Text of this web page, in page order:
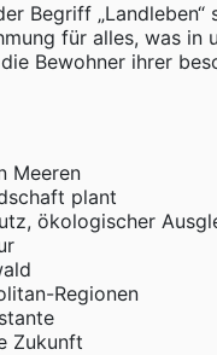
Begriff „Landleben“
für alles, was in
Bewohner ihrer
Meeren
plant
ökologischer
Regionen
Zukunft